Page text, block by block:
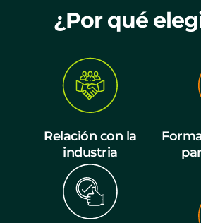
¿Por qué
Relación con la
industria